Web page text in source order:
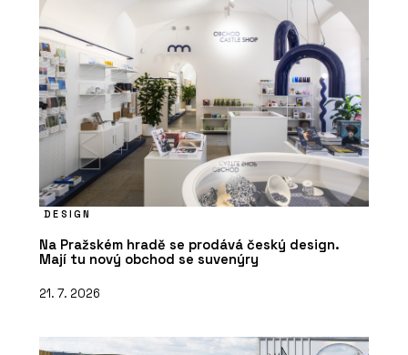
DESIGN
Na Pražském hradě se prodává český design.
Mají tu nový obchod se suvenýry
21. 7. 2026